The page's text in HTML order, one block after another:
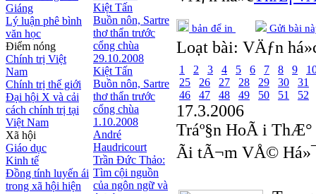
Giáng
Lý luận phê bình
văn học
Điểm nóng
Chính trị Việt
Nam
Chính trị thế giới
Đại hội X và cải
cách chính trị tại
Việt Nam
Xã hội
Giáo dục
Kinh tế
Đồng tính luyến ái
trong xã hội hiện
Kiệt Tấn
Buồn nôn, Sartre
thơ thẩn trước
cổng chùa
29.10.2008
Kiệt Tấn
Buồn nôn, Sartre
thơ thẩn trước
cổng chùa
1.10.2008
André
Haudricourt
Trần Đức Thảo:
Tìm cội nguồn
của ngôn ngữ và
bản để in Gửi bài
Loạt bài: VÄƒn
1 2 3 4 5 6 7 8 9
25
26 27 28 29 30
31
46
47 48 49 50 51 52
17.3.2006
Tráº§n HoÃ i ThÆ°
Ãi tÃ¬m VÅ©